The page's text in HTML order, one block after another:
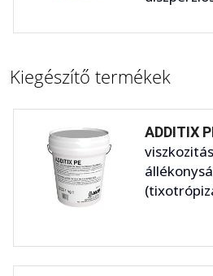
Kiegészítő termékek
ADDITIX